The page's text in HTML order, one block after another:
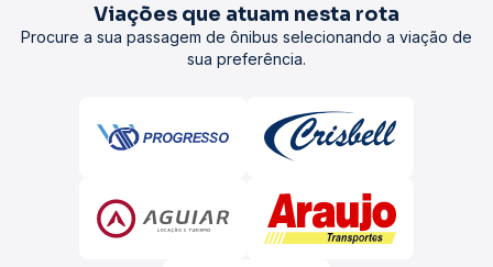
Viações que atuam nesta rota
Procure a sua passagem de ônibus selecionando a viação de
sua preferência.